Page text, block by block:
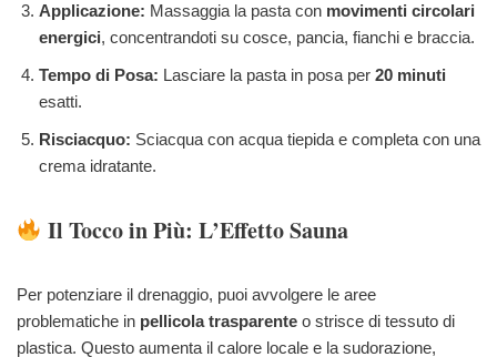
Applicazione: Massaggia la pasta con movimenti circolari
energici, concentrandoti su cosce, pancia, fianchi e braccia.
Tempo di Posa: Lasciare la pasta in posa per 20 minuti
esatti.
Risciacquo: Sciacqua con acqua tiepida e completa con una
crema idratante.
Il Tocco in Più: L’Effetto Sauna
Per potenziare il drenaggio, puoi avvolgere le aree
problematiche in pellicola trasparente o strisce di tessuto di
plastica. Questo aumenta il calore locale e la sudorazione,